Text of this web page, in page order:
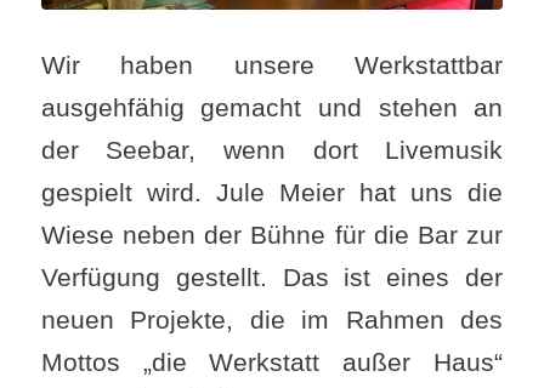
Wir haben unsere Werkstattbar
ausgehfähig gemacht und stehen an
der Seebar, wenn dort Livemusik
gespielt wird. Jule Meier hat uns die
Wiese neben der Bühne für die Bar zur
Verfügung gestellt. Das ist eines der
neuen Projekte, die im Rahmen des
Mottos „die Werkstatt außer Haus“